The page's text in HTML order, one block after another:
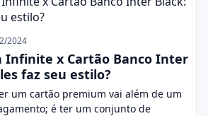
2024
Infinite x Cartão Banco Inter
faz seu estilo?
um cartão premium vai além de um
é ter um conjunto de